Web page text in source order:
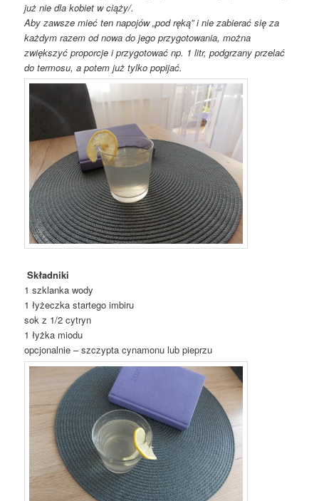
już nie dla kobiet w ciąży/.
Aby zawsze mieć ten napojów „pod ręką” i nie zabierać się za
każdym razem od nowa do jego przygotowania, można
zwiększyć proporcje i przygotować np. 1 litr, podgrzany przelać
do termosu, a potem już tylko popijać.
Składniki
1 szklanka wody
1 łyżeczka startego imbiru
sok z 1/2 cytryn
1 łyżka miodu
opcjonalnie – szczypta cynamonu lub pieprzu